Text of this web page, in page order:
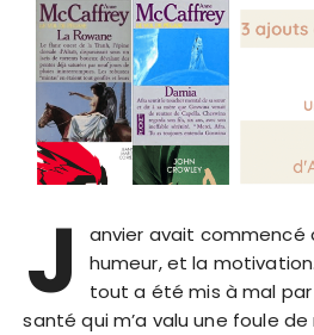
J
anvier avait commencé
humeur, et la
tout a été mis à mal
santé qui m’a valu une foule